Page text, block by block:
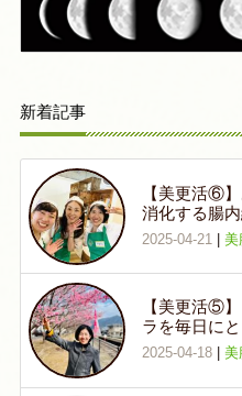
新着記事
【美更活⑥
消化する腸
2025-04-21 | 美
【美更活⑤
ラを毎日に
2025-04-18| 美